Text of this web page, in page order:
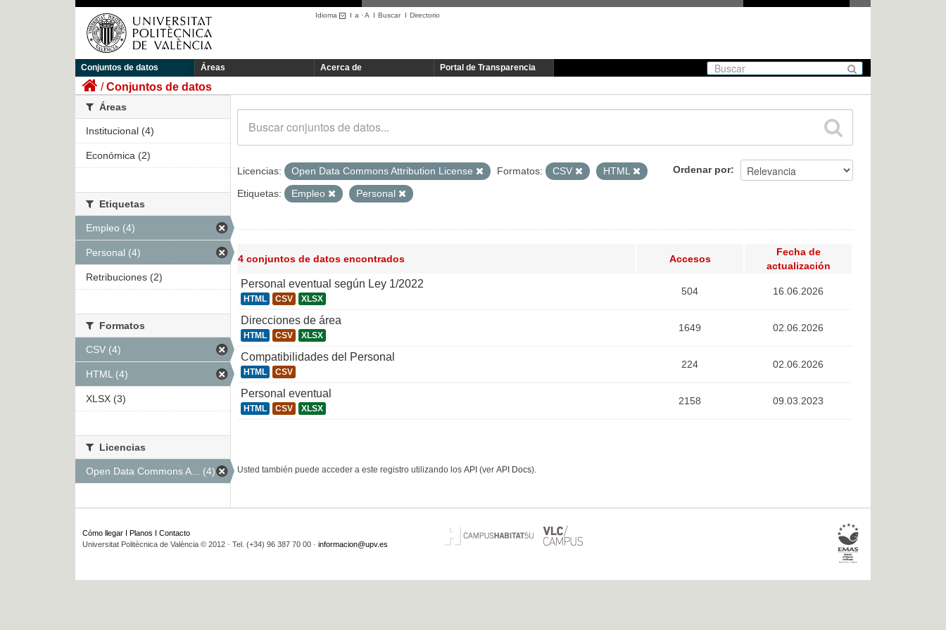
Idioma I a ·A I BuscarI Directorio
Conjuntos de datos Áreas Acerca de Portal de Transparencia
Conjuntos de datos
Ordenar por
Licencias: Open Data Commons Attribution License Formatos: CSV
HTML
Etiquetas:
Empleo Personal
4 conjuntos de datos encontrados Accesos
Fecha de
actualización
Personal eventual según Ley 1/2022
HTML CSV XLSX
504 16.06.2026
Direcciones de área
HTML CSV XLSX
1649 02.06.2026
Compatibilidades del Personal
HTML CSV
224 02.06.2026
Personal eventual
HTML CSV XLSX
2158 09.03.2023
Usted también puede acceder a este registro utilizando los API (ver API Docs).
Áreas
Institucional (4)
Económica (2)
Etiquetas
Empleo (4)
Personal (4)
Retribuciones (2)
Formatos
CSV (4)
HTML (4)
XLSX (3)
Licencias
Open Data Commons A... (4)
Cómo llegar Planos
Contacto
Universitat Politècnica de València © 2012 · Tel. (+34) 96 387 70 00 · informacion@upv.es